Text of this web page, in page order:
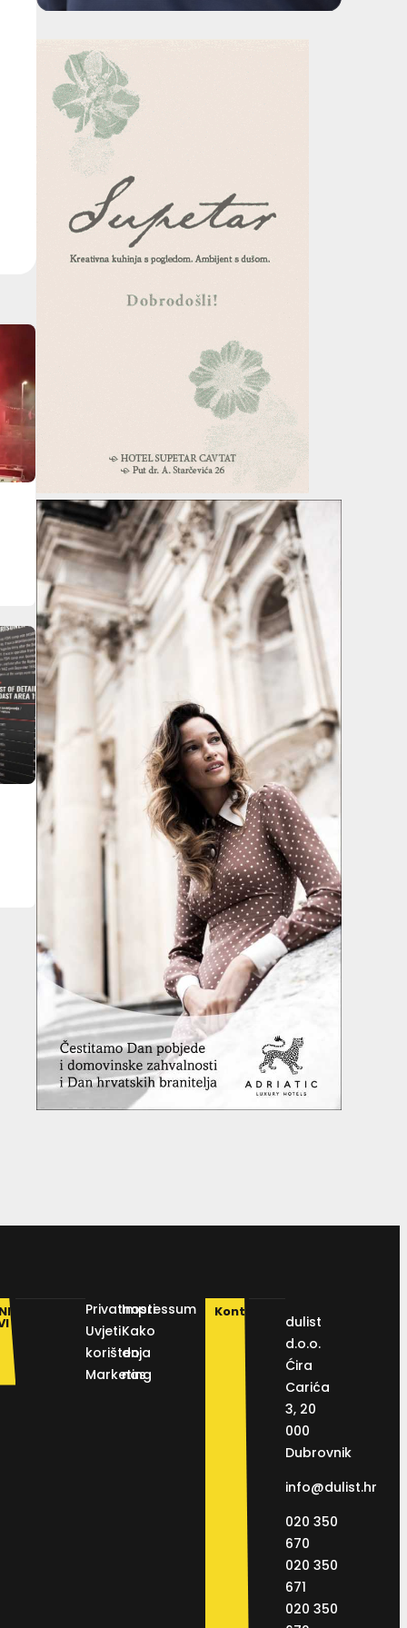
Privatnosti
Uvjeti
korištenja
Marketing
Impressum
Kako
do
nas
Kontakt
dulist
d.o.o.
Ćira
Carića
3, 20
000
Dubrovnik
info@dulist.hr
020 350
670
020 350
671
020 350